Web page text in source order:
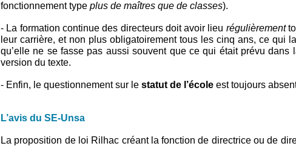
fonctionnement type plus de maîtres que de classes).
- La formation continue des directeurs doit avoir lieu régulièrement
leur carrière, et non plus obligatoirement tous les cinq ans, ce qui
qu’elle ne se fasse pas aussi souvent que ce qui était prévu dans
version du texte.
- Enfin, le questionnement sur le statut de l’école est toujours
L’avis du SE-Unsa
La proposition de loi Rilhac créant la fonction de directrice ou de